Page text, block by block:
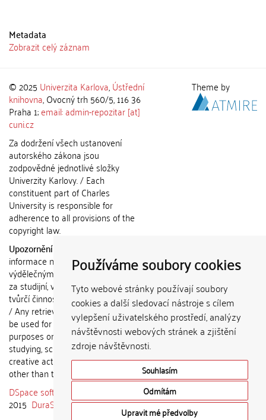
Používáme soubory cookies
Tyto webové stránky používají soubory
cookies a další sledovací nástroje s cílem
vylepšení uživatelského prostředí, analýzy
návštěvnosti webových stránek a zjištění
zdroje návštěvnosti.
Souhlasím
Odmítám
Upravit mé předvolby
Metadata
Zobrazit celý záznam
© 2025 Univerzita Karlova,Ústřední
knihovna, Ovocný trh 560/5, 116 36
Praha 1;email: admin-repozitar [at]
cuni.cz
Za dodržení všech ustanovení
autorského zákona jsou
zodpovědné jednotlivé složky
Univerzity Karlovy. / Each
constituent part of Charles
University is responsible for
adherence to all provisions of the
copyright law.
Upozornění / Notice:
informace nemohou být použity k
výdělečným účelům nebo vydávány
za studijní, vědeckou nebo jinou
tvůrčí činnost jiné osoby než autora.
/ Any retrieved information shall not
be used for any commercial
purposes or claimed as results of
studying, scientific or any other
creative activities of any person
other than the author.
DSpace software
copyright © 2002-
2015 DuraSpace
Theme by